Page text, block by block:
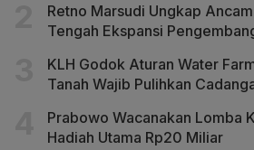
Retno Marsudi Ungkap
Tengah Ekspansi
KLH Godok Aturan Water
Tanah Wajib Pulihkan
Prabowo Wacanakan Lomba
Hadiah Utama Rp20 Miliar